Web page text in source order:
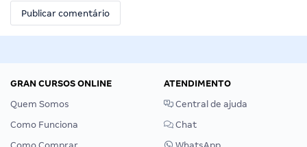
GRAN CURSOS ONLINE
Quem Somos
Como Funciona
ATENDIMENTO
Central de ajuda
Chat